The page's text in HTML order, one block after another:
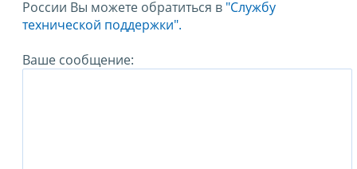
России Вы можете обратиться в "Службу
технической поддержки".
Ваше сообщение: